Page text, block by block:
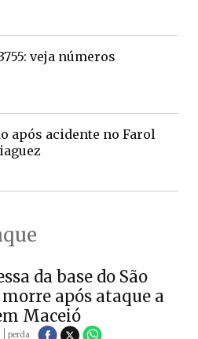
veja números
após acidente no Farol
da base do São
após ataque a
Maceió
perda